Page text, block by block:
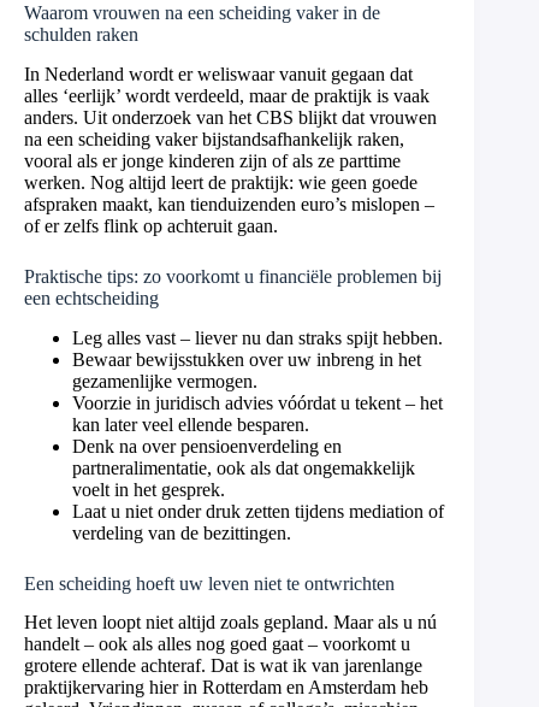
Waarom vrouwen na een scheiding vaker in de
schulden raken
In Nederland wordt er weliswaar vanuit gegaan dat
alles ‘eerlijk’ wordt verdeeld, maar de praktijk is vaak
anders. Uit onderzoek van het CBS blijkt dat vrouwen
na een scheiding vaker bijstandsafhankelijk raken,
vooral als er jonge kinderen zijn of als ze parttime
werken. Nog altijd leert de praktijk: wie geen goede
afspraken maakt, kan tienduizenden euro’s mislopen –
of er zelfs flink op achteruit gaan.
Praktische tips: zo voorkomt u financiële problemen bij
een echtscheiding
Leg alles vast – liever nu dan straks spijt hebben.
Bewaar bewijsstukken over uw inbreng in het
gezamenlijke vermogen.
Voorzie in juridisch advies vóórdat u tekent – het
kan later veel ellende besparen.
Denk na over pensioenverdeling en
partneralimentatie, ook als dat ongemakkelijk
voelt in het gesprek.
Laat u niet onder druk zetten tijdens mediation of
verdeling van de bezittingen.
Een scheiding hoeft uw leven niet te ontwrichten
Het leven loopt niet altijd zoals gepland. Maar als u nú
handelt – ook als alles nog goed gaat – voorkomt u
grotere ellende achteraf. Dat is wat ik van jarenlange
praktijkervaring hier in Rotterdam en Amsterdam heb